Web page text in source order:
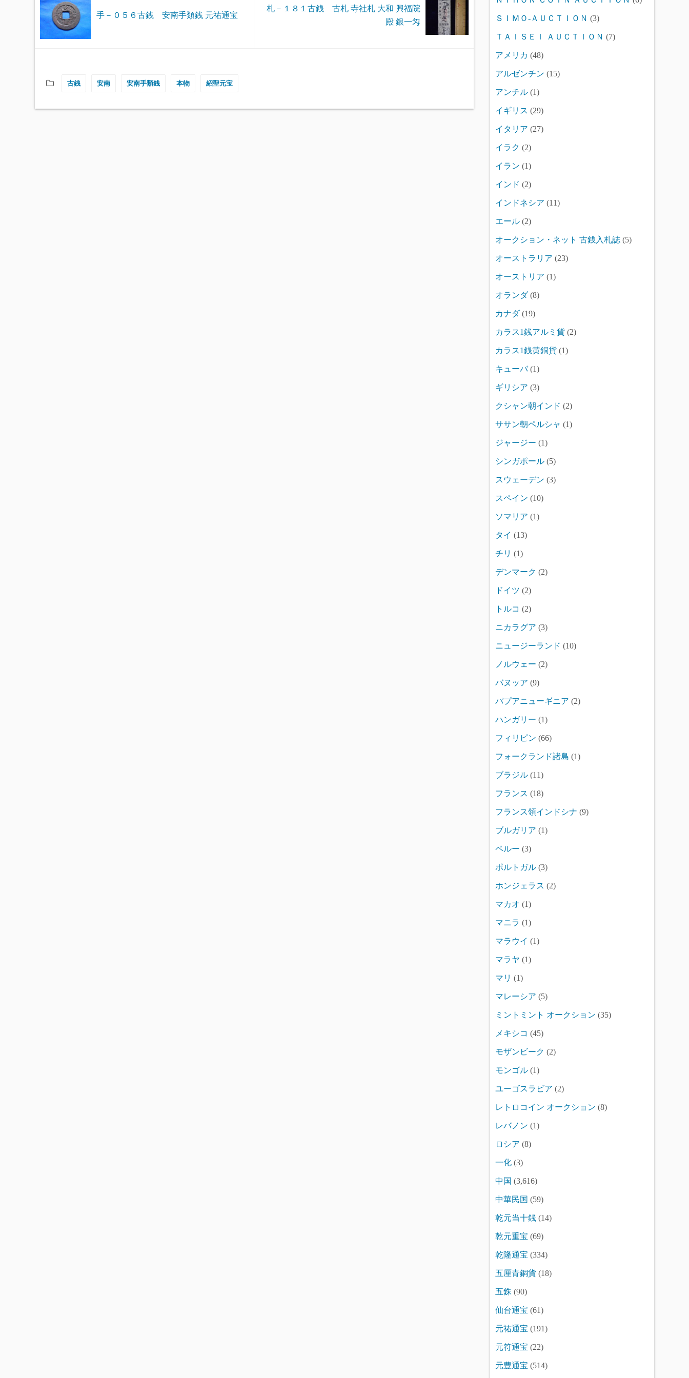
手－０５６古銭 安南手類銭 元祐通宝
札－１８１古銭 古札 寺社札 大和 興福院
殿 銀一匁
古銭 安南 安南手類銭 本物 紹聖元宝
ＳＩＭＯ-ＡＵＣＴＩＯＮ (3)
ＴＡＩＳＥＩ ＡＵＣＴＩＯＮ (7)
アメリカ (48)
アルゼンチン (15)
アンチル (1)
イギリス (29)
イタリア (27)
イラク (2)
イラン (1)
インド (2)
インドネシア (11)
エール (2)
オークション・ネット 古銭入札誌 (5)
オーストラリア (23)
オーストリア (1)
オランダ(8)
カナダ(19)
カラス1銭アルミ貨 (2)
カラス1銭黄銅貨 (1)
キューバ(1)
ギリシア (3)
クシャン朝インド (2)
ササン朝ペルシャ (1)
ジャージー (1)
シンガポール (5)
スウェーデン (3)
スペイン (10)
ソマリア (1)
タイ (13)
チリ (1)
デンマーク (2)
ドイツ (2)
トルコ (2)
ニカラグア (3)
ニュージーランド (10)
ノルウェー (2)
バヌッア (9)
パプアニューギニア (2)
ハンガリー (1)
フィリピン (66)
フォークランド諸島 (1)
ブラジル (11)
フランス (18)
フランス領インドシナ (9)
ブルガリア (1)
ペルー (3)
ポルトガル (3)
ホンジェラス (2)
マカオ (1)
マニラ (1)
マラウイ (1)
マラヤ (1)
マリ (1)
マレーシア (5)
ミントミント オークション (35)
メキシコ (45)
モザンビーク (2)
モンゴル (1)
ユーゴスラビア (2)
レトロコイン オークション (8)
レバノン (1)
ロシア (8)
一化 (3)
中国 (3,616)
中華民国 (59)
乾元当十銭 (14)
乾元重宝 (69)
乾隆通宝 (334)
五厘青銅貨 (18)
五銖 (90)
仙台通宝 (61)
元祐通宝 (191)
元符通宝 (22)
元豊通宝 (514)